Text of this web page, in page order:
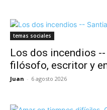
temas sociales
Los dos incendios
filósofo, escritor y
Juan - 6 agosto 2026